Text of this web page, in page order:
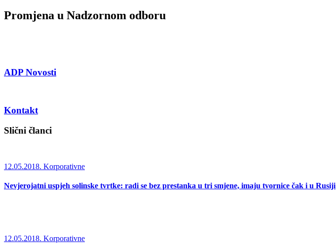
Promjena u Nadzornom odboru
ADP Novosti
Kontakt
Slični članci
12.05.2018. Korporativne
Nevjerojatni uspjeh solinske tvrtke: radi se bez prestanka u tri smjene, imaju tvornice čak i u Rusiji
12.05.2018. Korporativne